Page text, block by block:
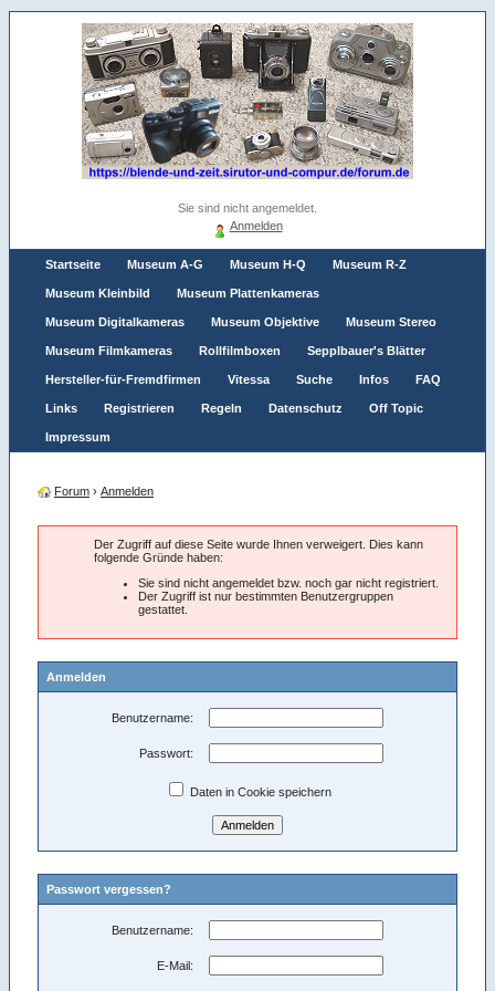
Sie sind nicht angemeldet.
Anmelden
Startseite Museum A-G Museum H-Q Museum R-Z
Museum Kleinbild Museum Plattenkameras
Museum Digitalkameras Museum Objektive Museum Stereo
Museum Filmkameras Rollfilmboxen Sepplbauer's Blätter
Hersteller-für-Fremdfirmen Vitessa Suche Infos FAQ
Links Registrieren Regeln Datenschutz Off Topic
Impressum
Forum › Anmelden
Der Zugriff auf diese Seite wurde Ihnen verweigert. Dies kann
folgende Gründe haben:
Sie sind nicht angemeldet bzw. noch gar nicht registriert.
Der Zugriff ist nur bestimmten Benutzergruppen
gestattet.
Anmelden
Benutzername:
Passwort:
Daten in Cookie speichern
Passwort vergessen?
Benutzername:
E-Mail: